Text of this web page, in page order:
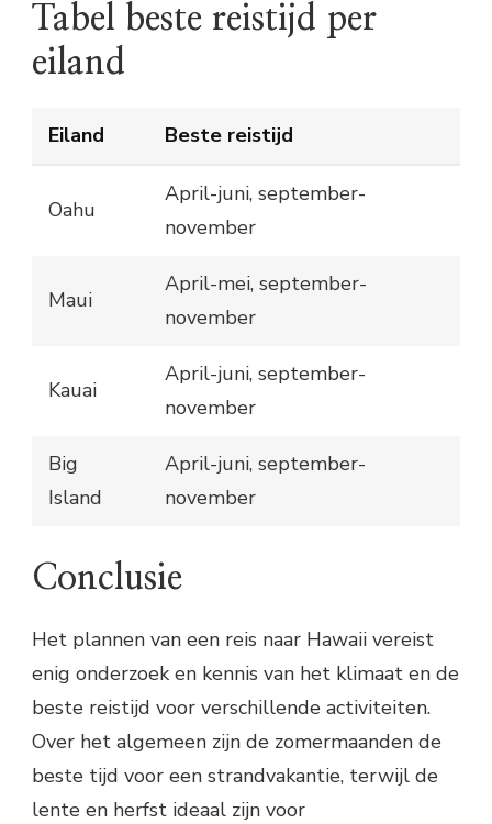
Tabel beste reistijd per
eiland
Eiland Beste reistijd
Oahu
April-juni, september-
november
Maui
April-mei, september-
november
Kauai
April-juni, september-
november
Big
Island
April-juni, september-
november
Conclusie
Het plannen van een reis naar Hawaii vereist
enig onderzoek en kennis van het klimaat en de
beste reistijd voor verschillende activiteiten.
Over het algemeen zijn de zomermaanden de
beste tijd voor een strandvakantie, terwijl de
lente en herfst ideaal zijn voor